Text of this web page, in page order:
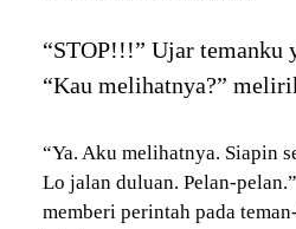
“STOP!!!” Ujar temanku
“Kau melihatnya?”
“Ya. Aku melihatnya. Siapin
Lo jalan duluan. Pelan-
memberi perintah pada